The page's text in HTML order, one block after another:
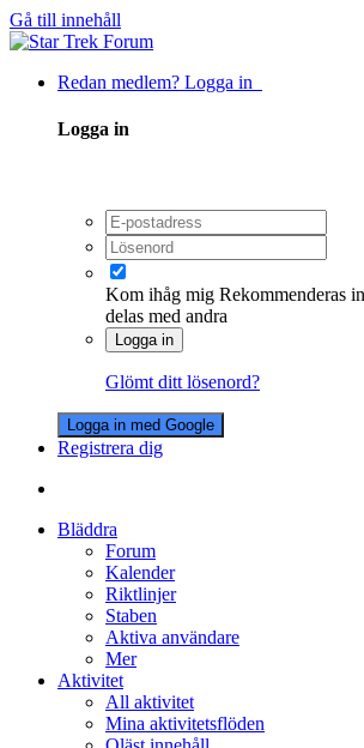
Gå till innehåll
Redan medlem? Logga in
Logga in
Kom ihåg mig Rekommenderas
delas med andra
Logga in
Glömt ditt lösenord?
Logga in med Google
Registrera dig
Bläddra
Forum
Kalender
Riktlinjer
Staben
Aktiva användare
Mer
Aktivitet
All aktivitet
Mina aktivitetsflöden